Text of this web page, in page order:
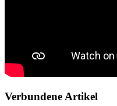
Verbundene Artikel